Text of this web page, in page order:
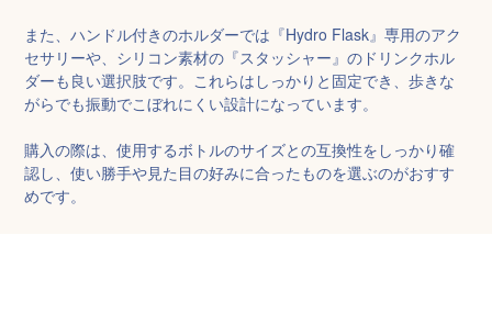
また、ハンドル付きのホルダーでは『Hydro Flask』専用のアク
セサリーや、シリコン素材の『スタッシャー』のドリンクホル
ダーも良い選択肢です。これらはしっかりと固定でき、歩きな
がらでも振動でこぼれにくい設計になっています。
購入の際は、使用するボトルのサイズとの互換性をしっかり確
認し、使い勝手や見た目の好みに合ったものを選ぶのがおすす
めです。